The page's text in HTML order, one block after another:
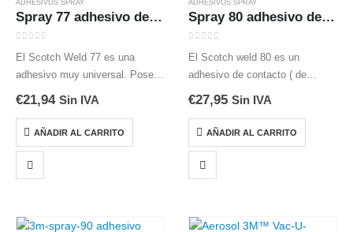
ADHESIVOS SPRAY
Spray 77 adhesivo de contacto uso general
El Scotch Weld 77 es una
adhesivo muy universal. Posee
tiempo abierto cuando se plica
sobre ambas superfiucies. El
Spray 77 es un adhesivo de…
€21,94 Sin IVA
AÑADIR AL CARRITO
ADHESIVOS SPRAY
Spray 80 adhesivo de neopreno alta resistencia
El Scotch weld 80 es un
adhesivo de contacto ( de
presenta gran resistencia a los
plastificantes. Presenta la
fuerza adhesiva que es habitual
en este…
€27,95 Sin IVA
AÑADIR AL CARRITO